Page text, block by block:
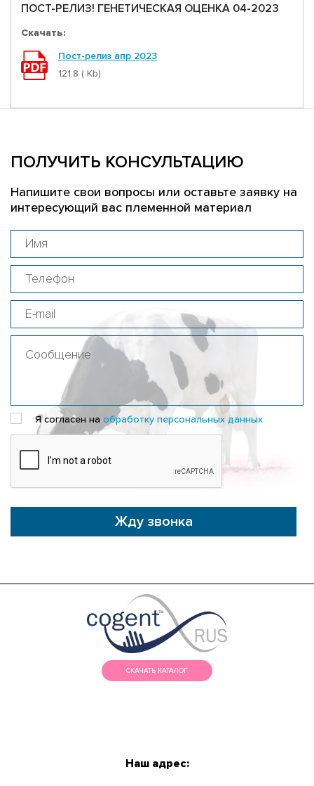
ПОСТ-РЕЛИЗ! ГЕНЕТИЧЕСКАЯ ОЦЕНКА 04-2023
Скачать:
Пост-релиз апр 2023
121.8 ( Kb)
ПОЛУЧИТЬ КОНСУЛЬТАЦИЮ
Напишите свои вопросы или оставьте заявку на
интересующий вас племенной материал
Я согласен на обработку персональных данных
Жду звонка
СКАЧАТЬ КАТАЛОГ
Наш адрес: